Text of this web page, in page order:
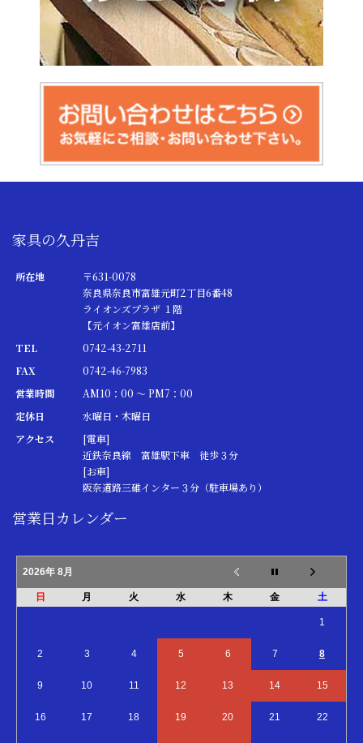
家具の久丹吉
所在地
〒631-0078
奈良県奈良市富雄元町2丁目6番48
ライオンズプラザ １階
【元イオン富雄店前】
TEL
0742-43-2711
FAX
0742-46-7983
営業時間
AM10：00 ～ PM7：00
定休日
水曜日・木曜日
アクセス
[電車]
近鉄奈良線 富雄駅下車 徒歩３分
[お車]
阪奈道路三碓インター３分（駐車場あり）
営業日カレンダー
2026年 8月
日 月 火 水 木 金 土
1
2 3 4 5 6 7 8
9 10 11 12 13 14 15
16 17 18 19 20 21 22